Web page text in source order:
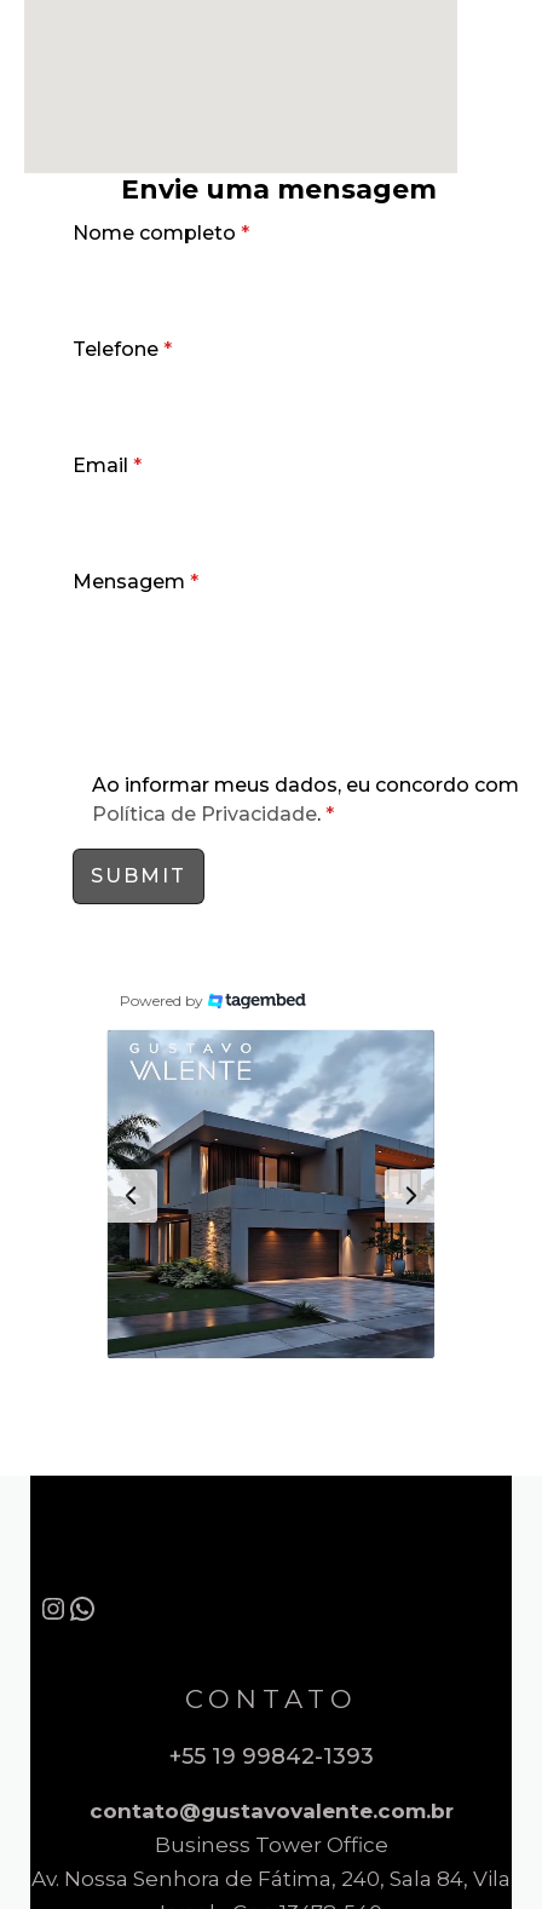
Envie uma mensagem
Nome completo *
Telefone *
Email *
Mensagem *
Ao informar meus dados, eu concordo com a
Política de Privacidade. *
SUBMIT
Powered by
Instagram
WhatsApp
CONTATO
+55 19 99842-1393
contato@gustavovalente.com.br
Business Tower Office
Av. Nossa Senhora de Fátima, 240, Sala 84, Vila